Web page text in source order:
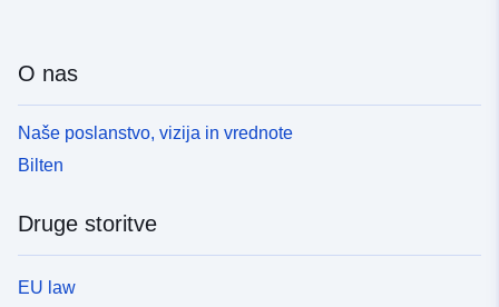
O nas
Naše poslanstvo, vizija in vrednote
Bilten
Druge storitve
EU law